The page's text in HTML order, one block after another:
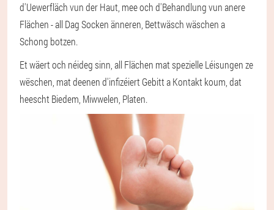
d'Uewerfläch vun der Haut, mee och d'Behandlung vun anere
Flächen - all Dag Socken änneren, Bettwäsch wäschen a
Schong botzen.
Et wäert och néideg sinn, all Flächen mat spezielle Léisungen ze
wëschen, mat deenen d'infizéiert Gebitt a Kontakt koum, dat
heescht Biedem, Miwwelen, Platen.